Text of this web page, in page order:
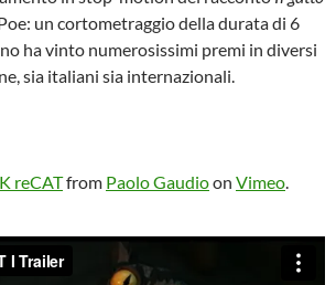
un cortometraggio della durata di 6
ha vinto numerosissimi premi in diversi
sia italiani sia internazionali.
reCATfrom Paolo Gaudioon Vimeo.